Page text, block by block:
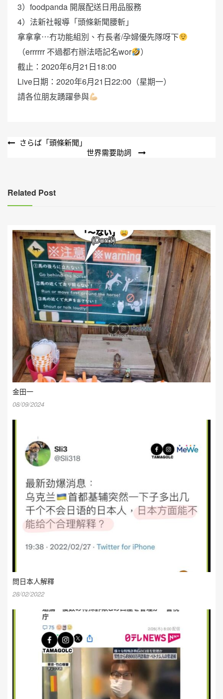
3）foodpanda 開展配送日用品服務
4）法新社報導「頭條新聞腰斬」
拿拿拿⋯冇功能組別、冇長者/孕婦優先隊呀下
（errrrrr 不過都冇辦法唔記名wor
）
截止：2020年6月21日18:00
Live日期：2020年6月21日22:00（星期一）
請各位朋友踴躍參與
文
覽
さらば「頭條新聞」
世界需要助詞
Related Post
金田一
08/09/2024
問日本人解釋
28/02/2022